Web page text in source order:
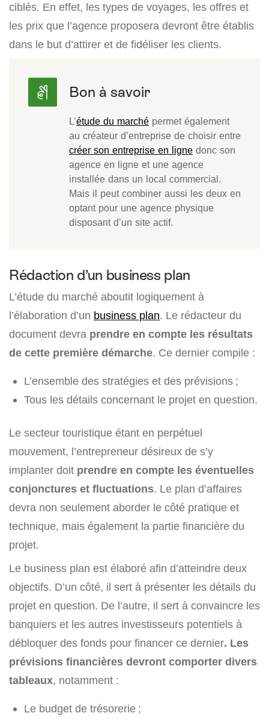
ciblés. En effet, les types de voyages, les offres et
les prix que l’agence proposera devront être établis
dans le but d’attirer et de fidéliser les clients.
L’étude du marché permet également
au créateur d’entreprise de choisir entre
créer son entreprise en ligne donc son
agence en ligne et une agence
installée dans un local commercial.
Mais il peut combiner aussi les deux en
optant pour une agence physique
disposant d’un site actif.
Rédaction d’un business plan
L’étude du marché aboutit logiquement à
l’élaboration d’un business plan. Le rédacteur du
document devra prendre en compte les résultats
de cette première démarche. Ce dernier compile :
L’ensemble des stratégies et des prévisions ;
Tous les détails concernant le projet en question.
Le secteur touristique étant en perpétuel
mouvement, l’entrepreneur désireux de s’y
implanter doit prendre en compte les éventuelles
conjonctures et fluctuations. Le plan d’affaires
devra non seulement aborder le côté pratique et
technique, mais également la partie financière du
projet.
Le business plan est élaboré afin d’atteindre deux
objectifs. D’un côté, il sert à présenter les détails du
projet en question. De l’autre, il sert à convaincre les
banquiers et les autres investisseurs potentiels à
débloquer des fonds pour financer ce dernier. Les
prévisions financières devront comporter divers
tableaux, notamment :
Le budget de trésorerie ;